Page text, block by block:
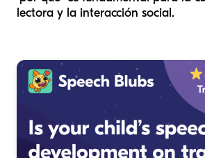
lectora y la interacción social.